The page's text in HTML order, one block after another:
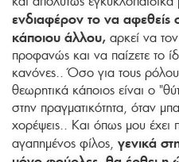
ενδιαφέρον το να αφεθείς
κάποιου άλλου, αρκεί να
προφανώς και να παίζετε το
κανόνες.. Όσο για τους
θεωρητικά κάποιος είναι ο
στην πραγματικότητα, όταν
χορέψεις.. Και όπως μου έχει
αγαπημένος φίλος, γενικά